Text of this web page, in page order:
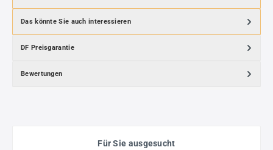
Das könnte Sie auch interessieren
DF Preisgarantie
Bewertungen
Für Sie ausgesucht